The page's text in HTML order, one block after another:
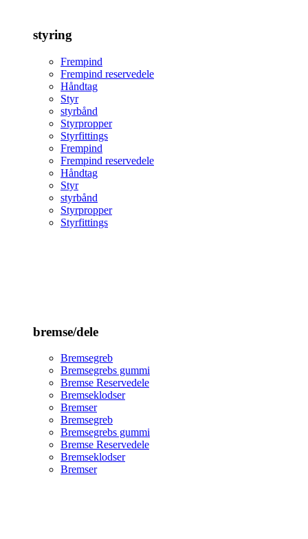
styring
Frempind
Frempind reservedele
Håndtag
Styr
styrbånd
Styrpropper
Styrfittings
Frempind
Frempind reservedele
Håndtag
Styr
styrbånd
Styrpropper
Styrfittings
bremse/dele
Bremsegreb
Bremsegrebs gummi
Bremse Reservedele
Bremseklodser
Bremser
Bremsegreb
Bremsegrebs gummi
Bremse Reservedele
Bremseklodser
Bremser